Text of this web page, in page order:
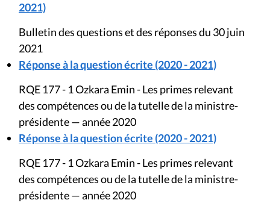
2021)
Bulletin des questions et des réponses du 30 juin
2021
Réponse à la question écrite (2020 - 2021)
RQE 177 - 1 Ozkara Emin - Les primes relevant
des compétences ou de la tutelle de la ministre-
présidente — année 2020
Réponse à la question écrite (2020 - 2021)
RQE 177 - 1 Ozkara Emin - Les primes relevant
des compétences ou de la tutelle de la ministre-
présidente — année 2020